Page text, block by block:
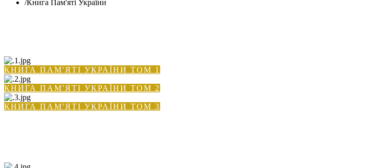
/Книга Пам'яті України
КНИГА ПАМ'ЯТІ УКРАЇНИ ТОМ 1
КНИГА ПАМ'ЯТІ УКРАЇНИ ТОМ 2
КНИГА ПАМ'ЯТІ УКРАЇНИ ТОМ 3